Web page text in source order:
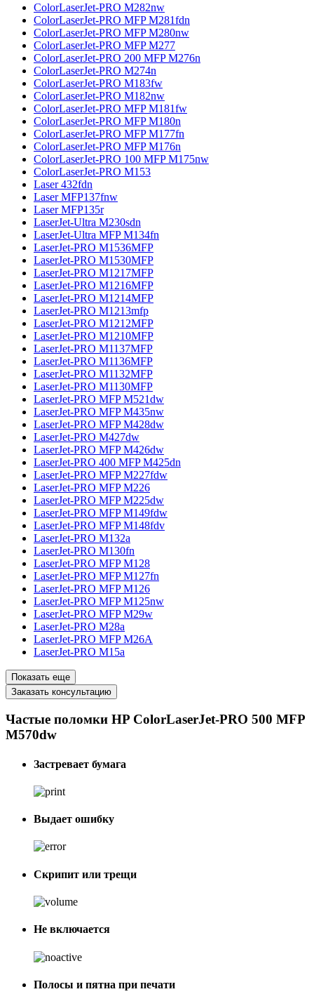
ColorLaserJet-PRO M282nw
ColorLaserJet-PRO MFP M281fdn
ColorLaserJet-PRO MFP M280nw
ColorLaserJet-PRO MFP M277
ColorLaserJet-PRO 200 MFP M276n
ColorLaserJet-PRO M274n
ColorLaserJet-PRO M183fw
ColorLaserJet-PRO M182nw
ColorLaserJet-PRO MFP M181fw
ColorLaserJet-PRO MFP M180n
ColorLaserJet-PRO MFP M177fn
ColorLaserJet-PRO MFP M176n
ColorLaserJet-PRO 100 MFP M175nw
ColorLaserJet-PRO M153
Laser 432fdn
Laser MFP137fnw
Laser MFP135r
LaserJet-Ultra M230sdn
LaserJet-Ultra MFP M134fn
LaserJet-PRO M1536MFP
LaserJet-PRO M1530MFP
LaserJet-PRO M1217MFP
LaserJet-PRO M1216MFP
LaserJet-PRO M1214MFP
LaserJet-PRO M1213mfp
LaserJet-PRO M1212MFP
LaserJet-PRO M1210MFP
LaserJet-PRO M1137MFP
LaserJet-PRO M1136MFP
LaserJet-PRO M1132MFP
LaserJet-PRO M1130MFP
LaserJet-PRO MFP M521dw
LaserJet-PRO MFP M435nw
LaserJet-PRO MFP M428dw
LaserJet-PRO M427dw
LaserJet-PRO MFP M426dw
LaserJet-PRO 400 MFP M425dn
LaserJet-PRO MFP M227fdw
LaserJet-PRO MFP M226
LaserJet-PRO MFP M225dw
LaserJet-PRO MFP M149fdw
LaserJet-PRO MFP M148fdv
LaserJet-PRO M132a
LaserJet-PRO M130fn
LaserJet-PRO MFP M128
LaserJet-PRO MFP M127fn
LaserJet-PRO MFP M126
LaserJet-PRO MFP M125nw
LaserJet-PRO MFP M29w
LaserJet-PRO M28a
LaserJet-PRO MFP M26A
LaserJet-PRO M15a
Показать еще
Заказать консультацию
Частые поломки HP ColorLaserJet-PRO 500 MFP
M570dw
Застревает бумага
Выдает ошибку
Скрипит или трещи
Не включается
Полосы и пятна при печати